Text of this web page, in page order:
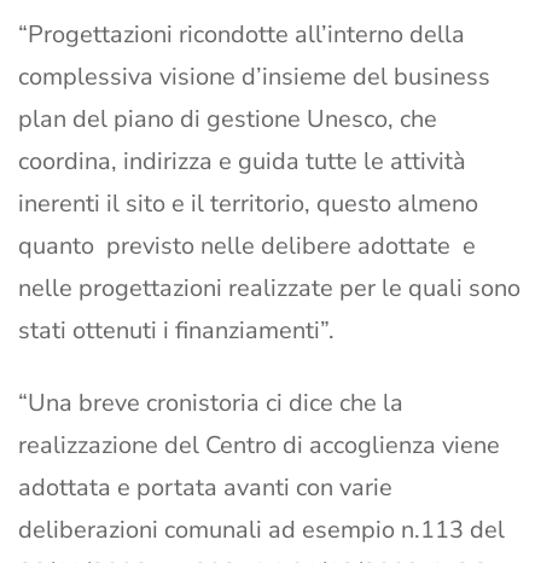
“Progettazioni ricondotte all’interno della
complessiva visione d’insieme del business
plan del piano di gestione Unesco, che
coordina, indirizza e guida tutte le attività
inerenti il sito e il territorio, questo almeno
quanto previsto nelle delibere adottate e
nelle progettazioni realizzate per le quali sono
stati ottenuti i finanziamenti”.
“Una breve cronistoria ci dice che la
realizzazione del Centro di accoglienza viene
adottata e portata avanti con varie
deliberazioni comunali ad esempio n.113 del